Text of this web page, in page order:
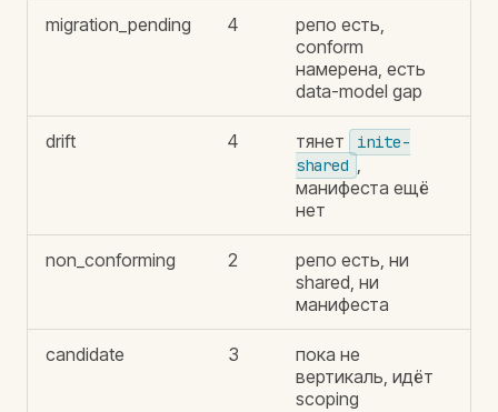
migration_pending 4
репо есть,
conform
намерена, есть
data-model gap
drift 4 тянет
inite-
shared ,
манифеста ещё
нет
non_conforming 2
репо есть, ни
shared, ни
манифеста
candidate 3
пока не
вертикаль, идёт
scoping